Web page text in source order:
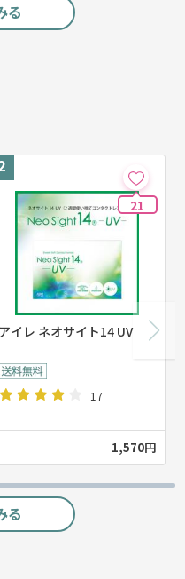
る
21
アイレ ネオサイト14 UV
17
1,570円
る